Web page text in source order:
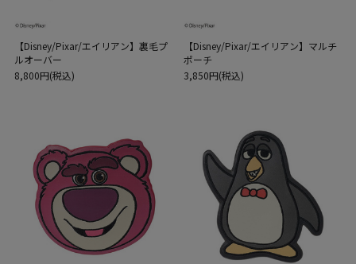
【Disney/Pixar/エイリアン】裏毛プ
ルオーバー
8,800円(税込)
【Disney/Pixar/エイリアン】マルチ
ポーチ
3,850円(税込)